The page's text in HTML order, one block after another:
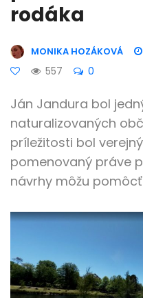
rodáka
MONIKA HOZÁKOVÁ
557
0
Ján Jandura bol
naturalizovaných
príležitosti bol
pomenovaný práve
návrhy môžu